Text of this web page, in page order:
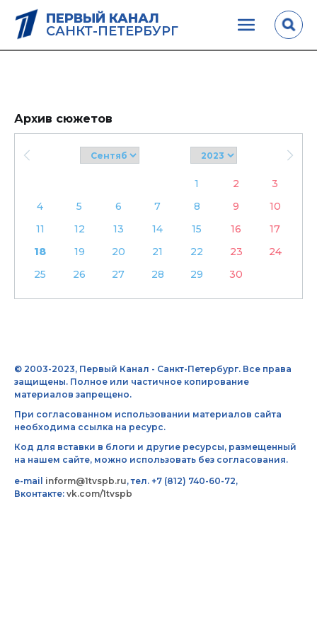
ПЕРВЫЙ КАНАЛ
САНКТ-ПЕТЕРБУРГ
Архив сюжетов
1 2
3
4
5 6 7 8 9
10
11
12 13 14 15 16
17
18
19 20 21 22 23
24
25
26 27 28 29 30
© 2003-2023, Первый Канал - Санкт-Петербург. Все права
защищены. Полное или частичное копирование
материалов запрещено.
При согласованном использовании материалов сайта
необходима ссылка на ресурс.
Код для вставки в блоги и другие ресурсы, размещенный
на нашем сайте, можно использовать без согласования.
e-mail inform@1tvspb.ru, тел. +7 (812) 740-60-72,
Вконтакте: vk.com/1tvspb